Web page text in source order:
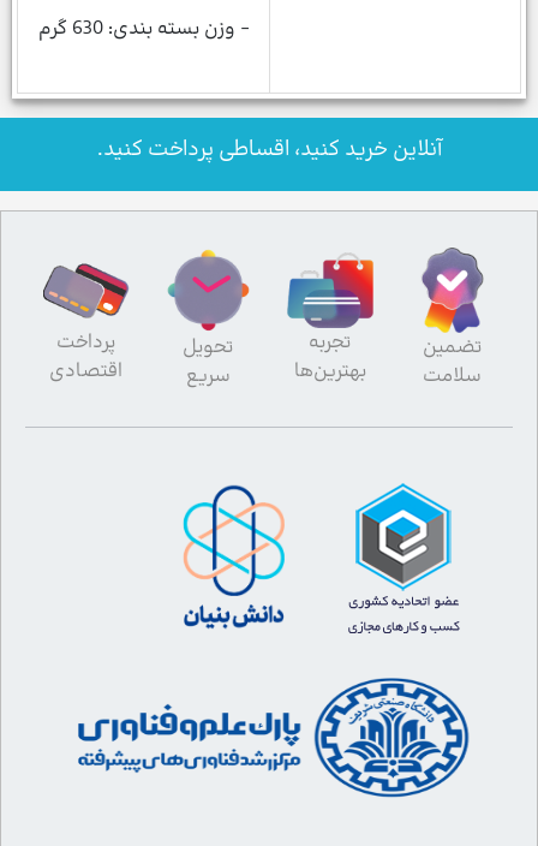
- وزن بسته بندی: 630 گرم
آنلاین خرید کنید، اقساطی پرداخت کنید.
تضمین
سلامت
تجربه
بهترین‌ها
تحویل
سریع
پرداخت
اقتصادی